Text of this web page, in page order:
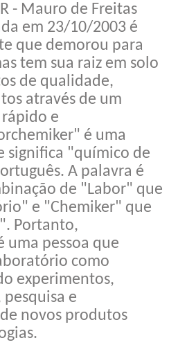
- Mauro de Freitas
em 23/10/2003 é
que demorou para
tem sua raiz em solo
de qualidade,
através de um
e
é uma
significa "químico de
A palavra é
de "Labor" que
e "Chemiker" que
Portanto,
uma pessoa que
como
experimentos,
e
novos produtos